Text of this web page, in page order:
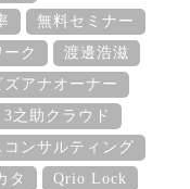
無料セミナー
ク
渡邊浩滋
ズアナオーナー
3之助クラウド
コンサルティング
タ
Qrio Lock